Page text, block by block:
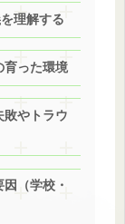
理解する
った環境
やトラウ
（学校・